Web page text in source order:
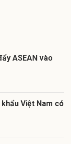
ASEAN vào
Việt Nam có